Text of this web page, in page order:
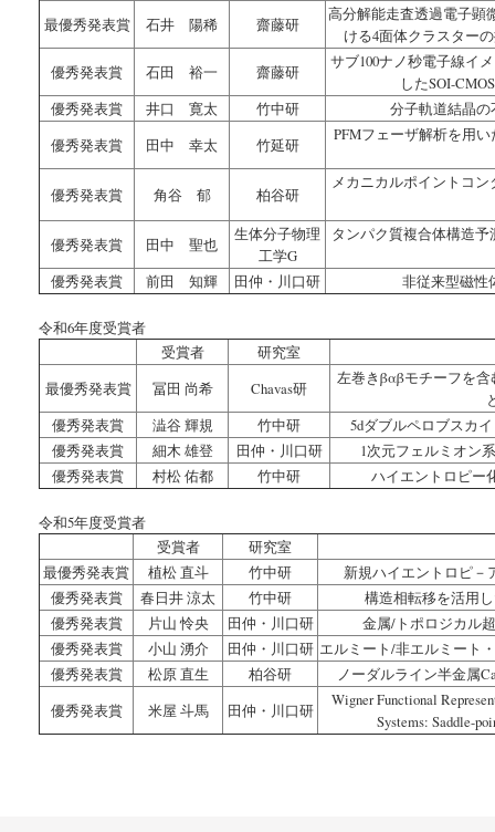
最優秀発表賞
石井 陽稀 齋藤研
高分解能走査透過電子顕
ける4面体クラスター
優秀発表賞
石田 裕一 齋藤研
サブ100ナノ秒電子線イ
したSOI-
優秀発表賞
井口 寛太 竹中研
分子軌道結晶
優秀発表賞
田中 幸太 竹延研
PFMフェーザ解析を用
優秀発表賞 角谷 郁 柏谷研
メカニカルポイントコ
優秀発表賞 田中 聖也
生体分子物理
工学G
タンパク質複合体構造
優秀発表賞 前田 知輝 田仲・川口研 非従来型磁性
令和6年度受賞者
受賞者
研究室
最優秀発表賞
冨田 尚希 Chavas研
左巻きβαβモチーフを
優秀発表賞
澁谷 輝規 竹中研
5dダブルペロブスカ
優秀発表賞
細木 雄登 田仲・川口研
1次元フェルミオン
優秀発表賞
村松 佑都 竹中研 ハイエントロピー
令和5年度受賞者
受賞者
研究室
最優秀発表賞
植松 直斗 竹中研
新規ハイエントロピ－
優秀発表賞
春日井 涼太 竹中研
構造相転移を活用
優秀発表賞
片山 怜央 田仲・川口研
金属/トポロジカル
優秀発表賞
小山 湧介 田仲・川口研 エルミート/非エルミート
優秀発表賞
松原 直生 柏谷研
ノーダルライン半金属
優秀発表賞
米屋 斗馬 田仲・川口研
Wigner Functional
Systems: Saddle-